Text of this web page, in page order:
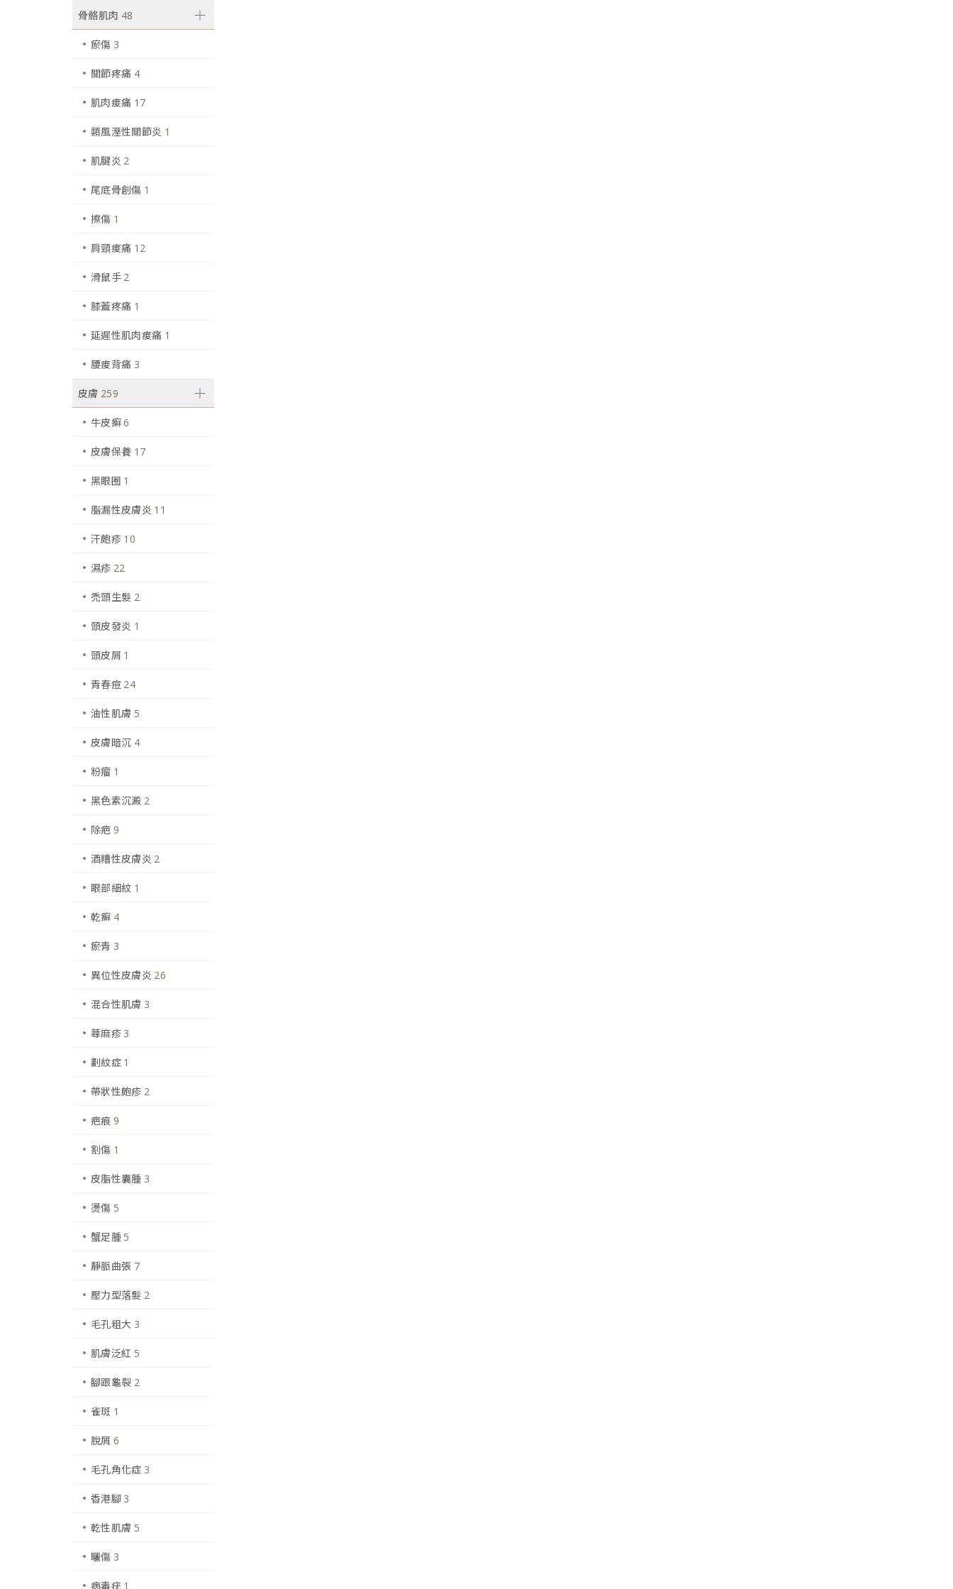
骨骼肌肉 48
瘀傷 3
關節疼痛 4
肌肉痠痛 17
類風溼性關節炎 1
肌腱炎 2
尾底骨創傷 1
擦傷 1
肩頸痠痛 12
滑鼠手 2
膝蓋疼痛 1
延遲性肌肉痠痛 1
腰痠背痛 3
皮膚 259
牛皮癬6
皮膚保養 17
黑眼圈 1
脂漏性皮膚炎 11
汗皰疹 10
濕疹 22
禿頭生髮 2
頭皮發炎 1
頭皮屑 1
青春痘 24
油性肌膚 5
皮膚暗沉 4
粉瘤 1
黑色素沉澱 2
除疤 9
酒糟性皮膚炎 2
眼部細紋 1
乾癬 4
瘀青 3
異位性皮膚炎 26
混合性肌膚 3
蕁麻疹 3
劃紋症 1
帶狀性皰疹 2
疤痕 9
割傷 1
皮脂性囊腫 3
燙傷 5
蟹足腫 5
靜脈曲張 7
壓力型落髮 2
毛孔粗大 3
肌膚泛紅 5
腳跟龜裂 2
雀斑 1
脫屑 6
毛孔角化症 3
香港腳 3
乾性肌膚 5
曬傷 3
病毒疣 1